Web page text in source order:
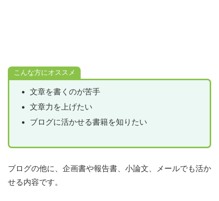
こんな方にオススメ
文章を書くのが苦手
文章力を上げたい
ブログに活かせる書籍を知りたい
ブログの他に、企画書や報告書、小論文、メールでも活か
せる内容です。